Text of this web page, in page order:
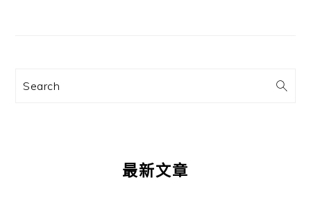
訊
Search
最新文章